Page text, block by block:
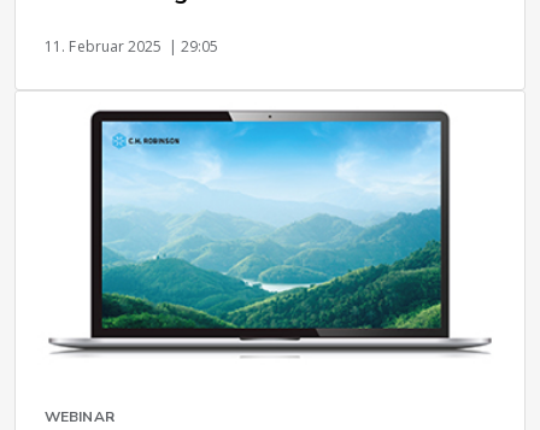
11. Februar 2025 | 29:05
WEBINAR